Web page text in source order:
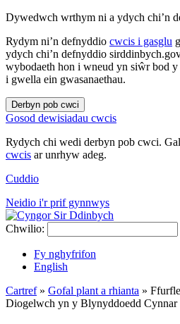
Dywedwch wrthym ni a ydych chi’n
Rydym ni’n defnyddio cwcis i gasglu
ydych chi’n defnyddio
wybodaeth hon i wneud yn siŵr bod
i gwella ein gwasanaethau.
Derbyn pob cwci
Gosod dewisiadau cwcis
Rydych chi wedi derbyn pob cwci.
cwcis ar unrhyw adeg.
Cuddio
Neidio i'r prif gynnwys
Chwilio:
Fy nghyfrifon
English
Cartref» Gofal plant a rhianta »
Diogelwch yn y Blynyddoedd Cynnar